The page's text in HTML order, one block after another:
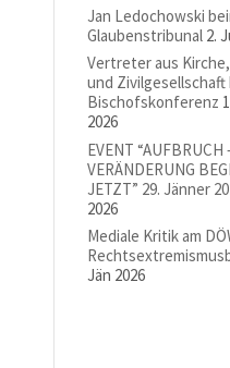
Jan Ledochowski
Glaubenstribunal 2.
Vertreter aus
und Zivilgesellschaft
Bischofskonferenz
2026
EVENT “AUFBRUCH
VERÄNDERUNG
JETZT” 29. Jänner
2026
Mediale Kritik am
Jän 2026